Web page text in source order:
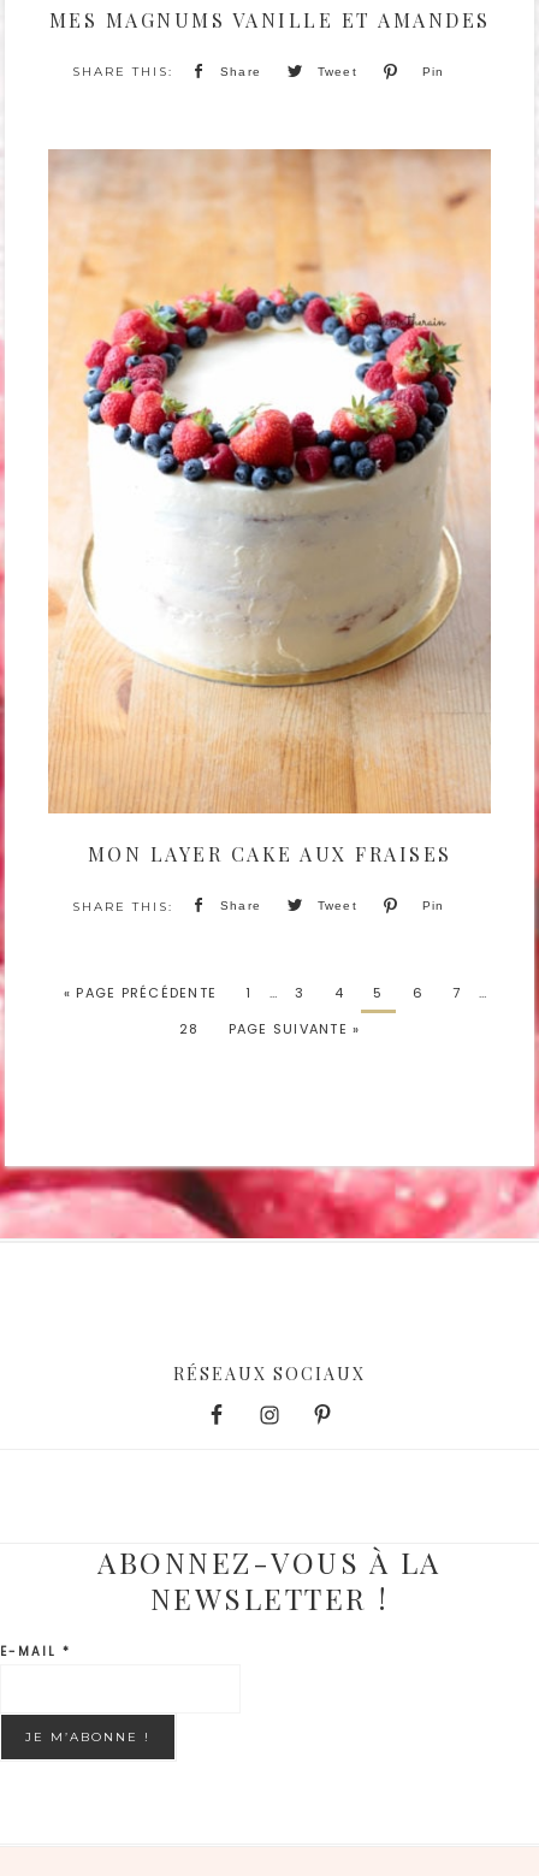
MES MAGNUMS VANILLE ET AMANDES
Share Tweet Pin
MON LAYER CAKE AUX FRAISES
Share Tweet Pin
« PAGE PRÉCÉDENTE 1 … 3 4 5 6 7
…
28
PAGE SUIVANTE »
RÉSEAUX SOCIAUX
ABONNEZ-VOUS À LA
NEWSLETTER !
E-MAIL *